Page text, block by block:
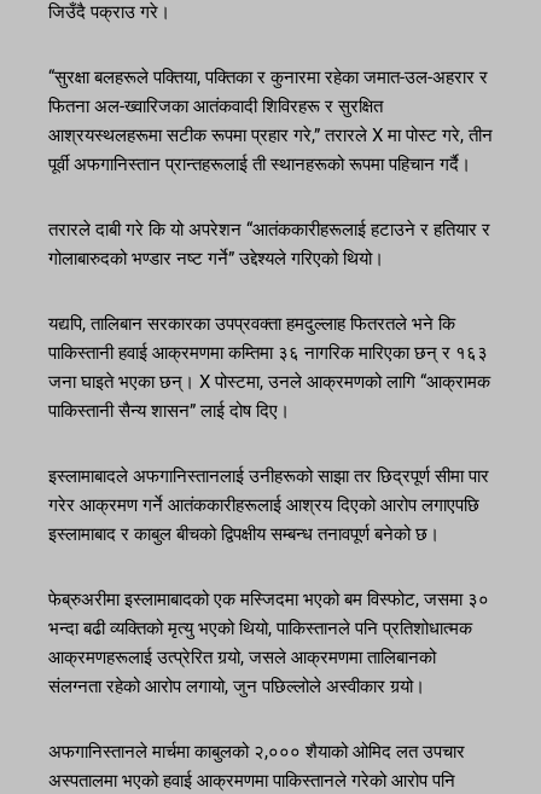
जिउँदै पक्राउ गरे।
“सुरक्षा बलहरूले पक्तिया, पक्तिका र कुनारमा रहेका जमात-उल-अहरार र
फितना अल-ख्वारिजका आतंकवादी शिविरहरू र सुरक्षित
आश्रयस्थलहरूमा सटीक रूपमा प्रहार गरे,” तरारले X मा पोस्ट गरे, तीन
पूर्वी अफगानिस्तान प्रान्तहरूलाई ती स्थानहरूको रूपमा पहिचान गर्दै।
तरारले दाबी गरे कि यो अपरेशन “आतंककारीहरूलाई हटाउने र हतियार र
गोलाबारुदको भण्डार नष्ट गर्ने” उद्देश्यले गरिएको थियो।
यद्यपि, तालिबान सरकारका उपप्रवक्ता हमदुल्लाह फितरतले भने कि
पाकिस्तानी हवाई आक्रमणमा कम्तिमा ३६ नागरिक मारिएका छन् र १६३
जना घाइते भएका छन्। X पोस्टमा, उनले आक्रमणको लागि “आक्रामक
पाकिस्तानी सैन्य शासन” लाई दोष दिए।
इस्लामाबादले अफगानिस्तानलाई उनीहरूको साझा तर छिद्रपूर्ण सीमा पार
गरेर आक्रमण गर्ने आतंककारीहरूलाई आश्रय दिएको आरोप लगाएपछि
इस्लामाबाद र काबुल बीचको द्विपक्षीय सम्बन्ध तनावपूर्ण बनेको छ।
फेब्रुअरीमा इस्लामाबादको एक मस्जिदमा भएको बम विस्फोट, जसमा ३०
भन्दा बढी व्यक्तिको मृत्यु भएको थियो, पाकिस्तानले पनि प्रतिशोधात्मक
आक्रमणहरूलाई उत्प्रेरित गर्‍यो, जसले आक्रमणमा तालिबानको
संलग्नता रहेको आरोप लगायो, जुन पछिल्लोले अस्वीकार गर्‍यो।
अफगानिस्तानले मार्चमा काबुलको २,००० शैयाको ओमिद लत उपचार
अस्पतालमा भएको हवाई आक्रमणमा पाकिस्तानले गरेको आरोप पनि